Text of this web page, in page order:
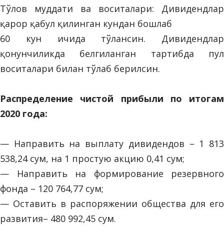
Тўлов муддати ва воситалари: Дивидендлар
қарор қабул қилинган кундан бошлаб
60 кун ичида тўлансин. Дивидендлар
қонунчиликда белгиланган тартибда пул
воситалари билан тўлаб берилсин.
Распределение чистой прибыли по итогам
2020 года:
— Направить на выплату дивидендов – 1 813
538,24 сум, на 1 простую акцию 0,41 сум;
— Направить на формирование резервного
фонда – 120 764,77 сум;
— Оставить в распоряжении общества для его
развития– 480 992,45 сум.